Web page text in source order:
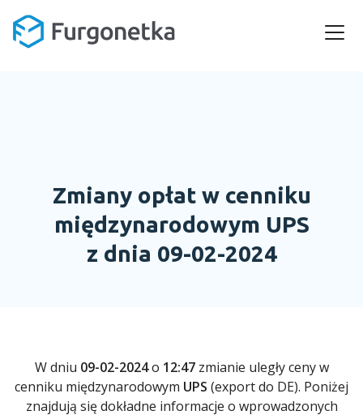
Zmiany opłat w cenniku
międzynarodowym UPS
z dnia 09-02-2024
W dniu 09-02-2024o 12:47zmianie uległy ceny w
cenniku międzynarodowym UPS (export do DE). Poniżej
znajdują się dokładne informacje o wprowadzonych